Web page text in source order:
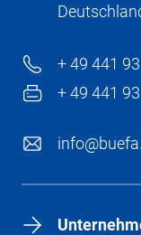
+ 49 441
+ 49 441